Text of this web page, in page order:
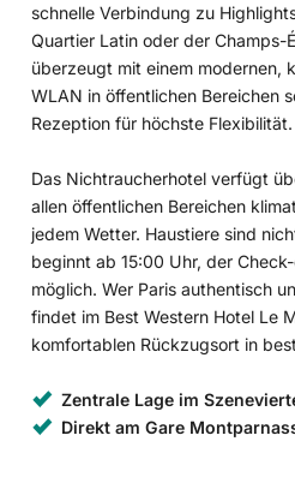
schnelle Verbindung zu
Quartier Latin oder der Champs-
überzeugt mit einem modernen,
WLAN in öffentlichen Bereichen
Rezeption für höchste Flexibilität.
Das Nichtraucherhotel verfügt
allen öffentlichen Bereichen
jedem Wetter. Haustiere sind
beginnt ab 15:00 Uhr, der
möglich. Wer Paris authentisch
findet im Best Western Hotel Le
komfortablen Rückzugsort in
Zentrale Lage im
Direkt am Gare